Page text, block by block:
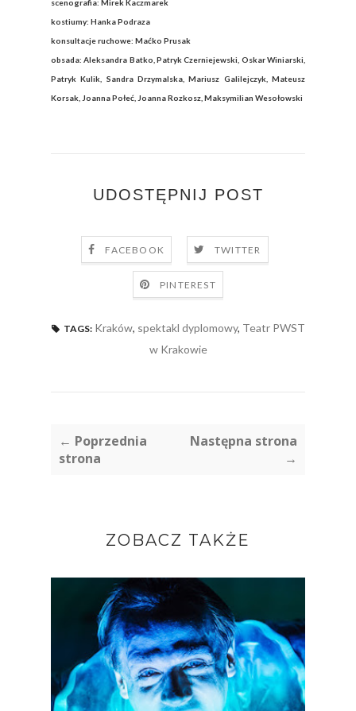
scenografia: Mirek Kaczmarek
kostiumy: Hanka Podraza
konsultacje ruchowe: Maćko Prusak
obsada: Aleksandra Batko, Patryk Czerniejewski, Oskar Winiarski,
Patryk Kulik, Sandra Drzymalska, Mariusz Galilejczyk, Mateusz
Korsak, Joanna Połeć, Joanna Rozkosz, Maksymilian Wesołowski
UDOSTĘPNIJ POST
FACEBOOK TWITTER
PINTEREST
TAGS: Kraków, spektakl dyplomowy, Teatr PWST
w Krakowie
← Poprzednia
strona
Następna strona
→
ZOBACZ TAKŻE